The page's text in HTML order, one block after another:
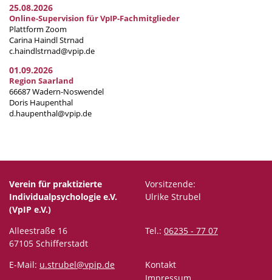
25.08.2026
Online-Supervision für VpIP-Fachmitglieder
Plattform Zoom
Carina Haindl Strnad
c.haindlstrnad@vpip.de
01.09.2026
Region Saarland
66687 Wadern-Noswendel
Doris Haupenthal
d.haupenthal@vpip.de
Verein für praktizierte
Individualpsychologie e.V.
(VpIP e.V.)
Vorsitzende:
Ulrike Strubel
Alleestraße 16
67105 Schifferstadt
Tel.: 06235 - 77 07
E-Mail: u.strubel@vpip.de
Kontakt